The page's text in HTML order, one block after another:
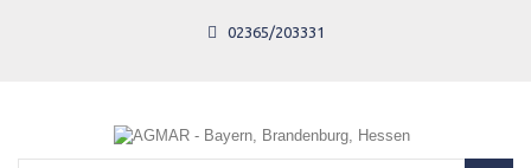
02365/203331